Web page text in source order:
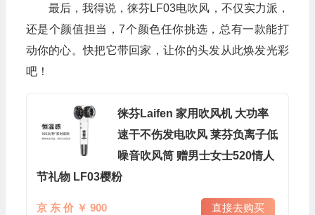
最后，我得说，徕芬LF03电吹风，不仅实力派，
还是个颜值担当，7个颜色任你挑选，总有一款能打
动你的心。快把它带回家，让你的头发从此焕发光彩
吧！
徕芬Laifen 家用吹风机 大功率
速干不伤发电吹风 莱芬负离子低
噪音吹风筒 赠男士女士520情人
节礼物 LF03樱粉
京 东 价 ￥ 900 直接去购买